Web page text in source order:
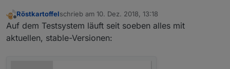
Offline
Röstkartoffelschrieb am 10. Dez. 2018, 13:18
zuletzt editiert von
Auf dem Testsystem läuft seit soeben alles mit
aktuellen, stable-Versionen: